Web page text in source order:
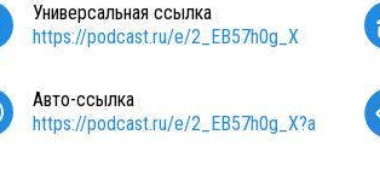
Универсальная ссылка
https://podcast.ru/e/2_EB57h0g_X
Авто-ссылка
https://podcast.ru/e/2_EB57h0g_X?a